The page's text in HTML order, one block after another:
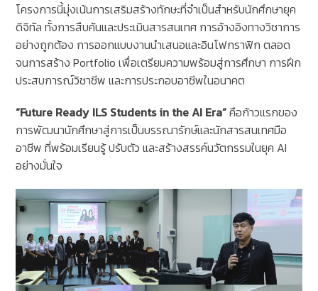
โครงการนี้มุ่งเน้นการเสริมสร้างทักษะที่จำเป็นสำหรับนักศึกษายุค
ดิจิทัล ทั้งการสืบค้นและประเมินสารสนเทศ การอ้างอิงทางวิชาการ
อย่างถูกต้อง การออกแบบงานนำเสนอและอินโฟกราฟิก ตลอด
จนการสร้าง Portfolio เพื่อเตรียมความพร้อมสู่การศึกษา การฝึก
ประสบการณ์วิชาชีพ และการประกอบอาชีพในอนาคต
“Future Ready ILS Students in the AI Era”คือก้าวแรกของ
การพัฒนานักศึกษาสู่การเป็นบรรณารักษ์และนักสารสนเทศมือ
อาชีพ ที่พร้อมเรียนรู้ ปรับตัว และสร้างสรรค์นวัตกรรมในยุค AI
อย่างมั่นใจ